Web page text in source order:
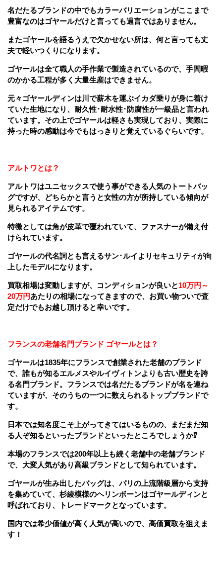
名だたるブランドの中でもカラーバリエーションがここまで
豊富なのはゴヤールだけと言っても過言ではありません。
またゴヤールを語るうえで欠かせない所は、何と言っても丈
夫で軽いつくりになります。
ゴヤールは全て職人の手作業で製造されているので、手間暇
のかかる工程が多く大量生産はできません。
元々ゴヤールディンは川で薪木を運ぶイカダ乗りが身に着け
ていた生地になり、耐久性･耐水性･防腐性が一級品と言われ
ています。その上でゴヤールは軽さも実現しており、実際に
持った時の感動は今でもはっきりと覚えているぐらいです。
アルトワとは？
アルトワはユニセックスで使う事ができる人気のトートバッ
グですが、どちらかと言うと女性の方が所持している傾向が
見られるアイテムです。
特徴としては角が皮革で覆われていて、ファスナーが備え付
けられています。
ゴヤールの代名詞とも言えるサン･ルイよりセキュリティが向
上したモデルになります。
買取相場は変動しますが、コンディションが良いと10万円～
20万円あたりの相場になってきますので、お買い物ついで査
定だけでもお越し頂けると幸いです。
フランスの老舗名門ブランド ゴヤールとは？
ゴヤールは1835年にフランスで創業された老舗のブランド
で、 誰もが知るエルメスやルイヴィトンよりも古い歴史を誇
る名門ブランド。フランスでは名だたるブランドが名を連ね
ていますが、そのうちの一つに数えられるトップブランドで
す。
日本では知名度こそ上がってきてはいるものの、まだまだ知
る人ぞ知るといったブランドといったところでしょうか⁉
本場のフランスでは200年以上も続く老舗中の老舗ブランド
で、大変人気があり高級ブランドとして知られています。
ゴヤールが生み出したバッグは、パリの上流階級層から支持
を集めていて、杉綾模様のヘリンボーンはゴヤールディンと
呼ばれており、トレードマークとなっています。
国内では希少価値が高く人気が高いので、高価買取を狙えま
す！